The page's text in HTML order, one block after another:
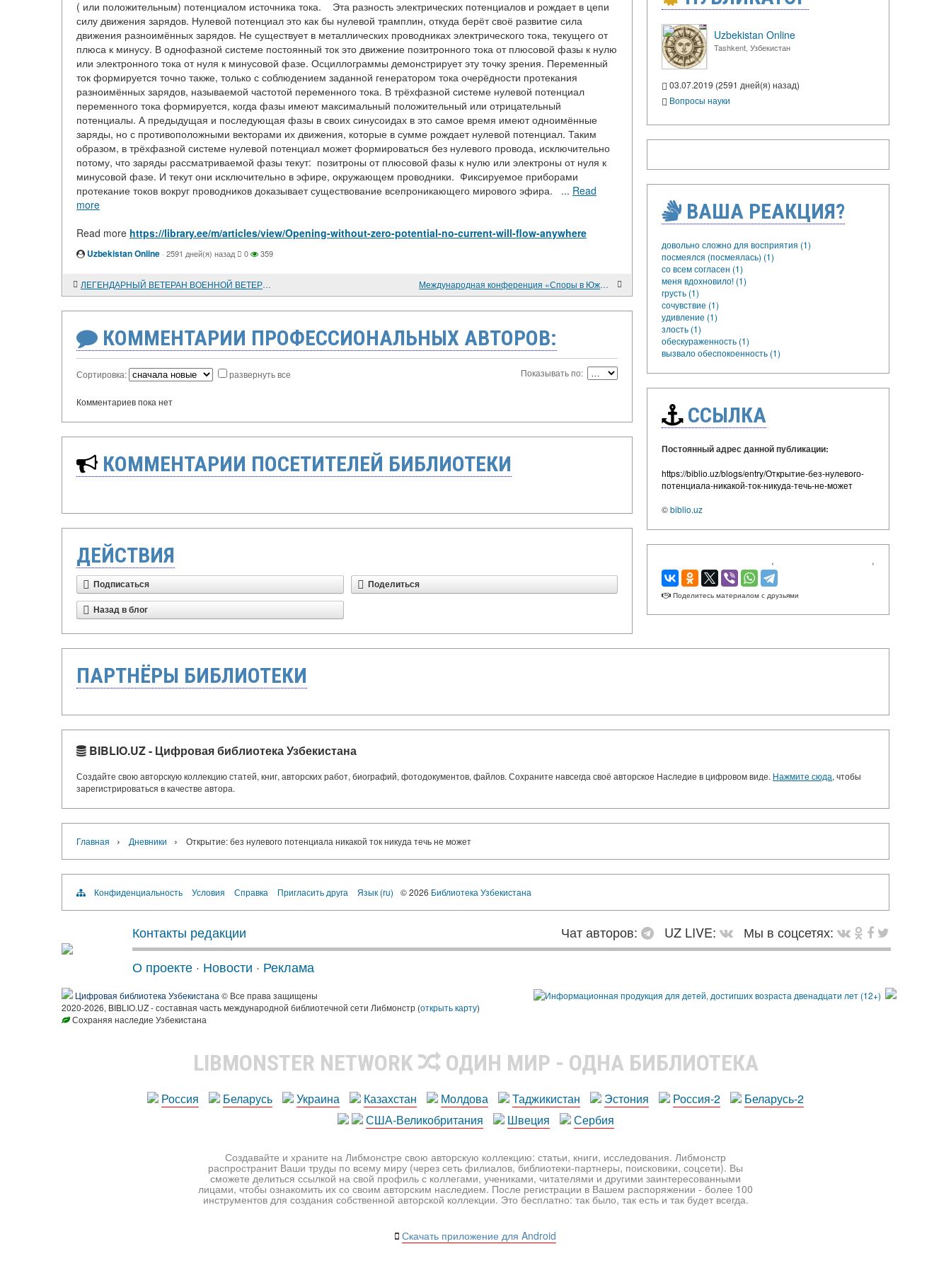
( или положительным) потенциалом источника тока. Эта разность электрических потенциалов и рождает в цепи
силу движения зарядов. Нулевой потенциал это как бы нулевой трамплин, откуда берёт своё развитие сила
движения разноимённых зарядов. Не существует в металлических проводниках электрического тока, текущего от
плюса к минусу. В однофазной системе постоянный ток это движение позитронного тока от плюсовой фазы к нулю
или электронного тока от нуля к минусовой фазе. Осциллограммы демонстрирует эту точку зрения. Переменный
ток формируется точно также, только с соблюдением заданной генератором тока очерёдности протекания
разноимённых зарядов, называемой частотой переменного тока. В трёхфазной системе нулевой потенциал
переменного тока формируется, когда фазы имеют максимальный положительный или отрицательный
потенциалы. А предыдущая и последующая фазы в своих синусоидах в это самое время имеют одноимённые
заряды, но с противоположными векторами их движения, которые в сумме рождает нулевой потенциал. Таким
образом, в трёхфазной системе нулевой потенциал может формироваться без нулевого провода, исключительно
потому, что заряды рассматриваемой фазы текут: позитроны от плюсовой фазы к нулю или электроны от нуля к
минусовой фазе. И текут они исключительно в эфире, окружающем проводники. Фиксируемое приборами
протекание токов вокруг проводников доказывает существование всепроникающего мирового эфира. ... Read
more
Read more https://library.ee/m/articles/view/Opening-without-zero-potential-no-current-will-flow-anywhere
Uzbekistan Online · 2591 дней(я) назад 0 359
ЛЕГЕНДАРНЫЙ ВЕТЕРАН ВОЕННОЙ ВЕТЕРИНАРИИ Международная конференция «Споры в Южно-Китайском море и поиск мирного решения» 27 июня 2019
КОММЕНТАРИИ ПРОФЕССИОНАЛЬНЫХ АВТОРОВ:
Сортировка: развернуть все Показывать по:
Комментариев пока нет
КОММЕНТАРИИ ПОСЕТИТЕЛЕЙ БИБЛИОТЕКИ
ДЕЙСТВИЯ
Подписаться Поделиться
Назад в блог
Uzbekistan Online
Tashkent, Узбекистан
03.07.2019 (2591 дней(я) назад)
Вопросы науки
ВАША РЕАКЦИЯ?
довольно сложно для восприятия (1)
посмеялся (посмеялась) (1)
со всем согласен (1)
меня вдохновило! (1)
грусть (1)
сочувствие (1)
удивление (1)
злость (1)
обескураженность (1)
вызвало обеспокоенность (1)
ССЫЛКА
Постоянный адрес данной публикации:
https://biblio.uz/blogs/entry/Открытие-без-нулевого-
потенциала-никакой-ток-никуда-течь-не-может
©biblio.uz
‹ ›
Поделитесь материалом с друзьями
ПАРТНЁРЫ БИБЛИОТЕКИ
BIBLIO.UZ - Цифровая библиотека Узбекистана
Создайте свою авторскую коллекцию статей, книг, авторских работ, биографий, фотодокументов, файлов. Сохраните навсегда своё авторское Наследие в цифровом виде. Нажмите сюда, чтобы
зарегистрироваться в качестве автора.
Главная › Дневники › Открытие: без нулевого потенциала никакой ток никуда течь не может
Конфиденциальность Условия Справка Пригласить друга Язык (ru) © 2026 Библиотека Узбекистана
Контакты редакции Чат авторов: UZ LIVE:
Мы в соцсетях:
О проекте · Новости · Реклама
Цифровая библиотека Узбекистана © Все права защищены
2020-2026, BIBLIO.UZ - составная часть международной библиотечной сети Либмонстр (открыть карту)
Сохраняя наследие Узбекистана
LIBMONSTER NETWORK ОДИН МИР - ОДНА БИБЛИОТЕКА
Россия Беларусь Украина Казахстан Молдова Таджикистан Эстония Россия-2
Беларусь-2
США-Великобритания
Швеция Сербия
Создавайте и храните на Либмонстре свою авторскую коллекцию: статьи, книги, исследования. Либмонстр
распространит Ваши труды по всему миру (через сеть филиалов, библиотеки-партнеры, поисковики, соцсети). Вы
сможете делиться ссылкой на свой профиль с коллегами, учениками, читателями и другими заинтересованными
лицами, чтобы ознакомить их со своим авторским наследием. После регистрации в Вашем распоряжении - более 100
инструментов для создания собственной авторской коллекции. Это бесплатно: так было, так есть и так будет всегда.
Скачать приложение для Android